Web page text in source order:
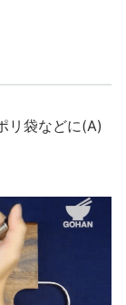
リ袋などに(A)